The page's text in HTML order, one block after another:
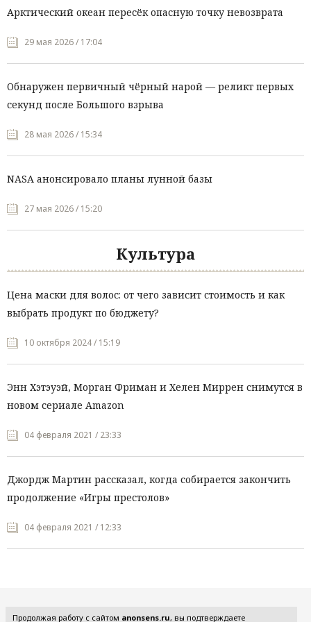
Арктический океан пересёк опасную точку невозврата
29 мая 2026 / 17:04
Обнаружен первичный чёрный нарой — реликт первых
секунд после Большого взрыва
28 мая 2026 / 15:34
NASA анонсировало планы лунной базы
27 мая 2026 / 15:20
Культура
Цена маски для волос: от чего зависит стоимость и как
выбрать продукт по бюджету?
10 октября 2024 / 15:19
Энн Хэтэуэй, Морган Фриман и Хелен Миррен снимутся в
новом сериале Amazon
04 февраля 2021 / 23:33
Джордж Мартин рассказал, когда собирается закончить
продолжение «Игры престолов»
04 февраля 2021 / 12:33
Продолжая работу с сайтом anonsens.ru, вы подтверждаете